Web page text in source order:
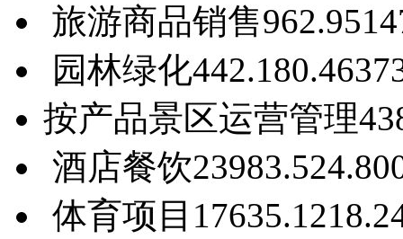
旅游商品销售962.951
园林绿化442.180.46
按产品景区运营管理
酒店餐饮23983.524.80
体育项目 17635.12